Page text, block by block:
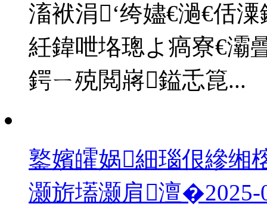
滀袱涓‘绔嬧€濄€佸
紝鍏呭垎璁よ瘑寮€灞
鍔ㄧ殑閲嶈鎰忎箟...
鐜嬪皬娲細瑙佷縿缃
灏旂壒灏肩澶�2025-